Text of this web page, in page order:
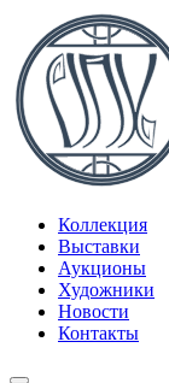
Коллекция
Выставки
Аукционы
Художники
Новости
Контакты